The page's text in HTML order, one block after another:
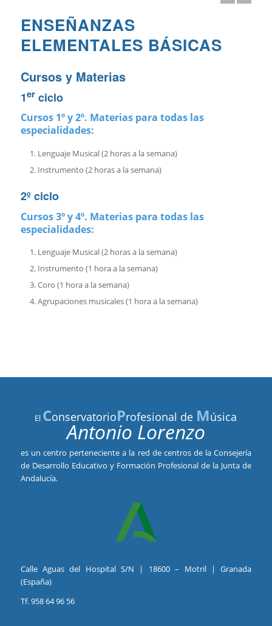
ENSEÑANZAS
ELEMENTALES BÁSICAS
Cursos y Materias
1erciclo
Cursos 1º y 2º. Materias para todas las
especialidades:
Lenguaje Musical (2 horas a la semana)
Instrumento (2 horas a la semana)
2º ciclo
Cursos 3º y 4º. Materias para todas las
especialidades:
Lenguaje Musical (2 horas a la semana)
Instrumento (1 hora a la semana)
Coro (1 hora a la semana)
Agrupaciones musicales (1 hora a la semana)
El ConservatorioProfesional de Música
Antonio Lorenzo
es un centro perteneciente a la red de centros de la Consejería
de Desarrollo Educativo y Formación Profesional de la Junta de
Andalucía.
Calle Aguas del Hospital S/N | 18600 – Motril | Granada
(España)
Tf. 958 64 96 56